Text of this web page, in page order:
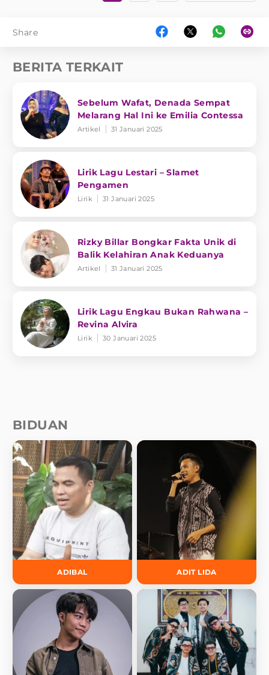
Share
BERITA TERKAIT
Sebelum Wafat, Denada Sempat
Melarang Hal Ini ke Emilia Contessa
Artikel 31 Januari 2025
Lirik Lagu Lestari – Slamet
Pengamen
Lirik 31 Januari 2025
Rizky Billar Bongkar Fakta Unik di
Balik Kelahiran Anak Keduanya
Artikel 31 Januari 2025
Lirik Lagu Engkau Bukan Rahwana –
Revina Alvira
Lirik 30 Januari 2025
BIDUAN
ADIBAL ADIT LIDA